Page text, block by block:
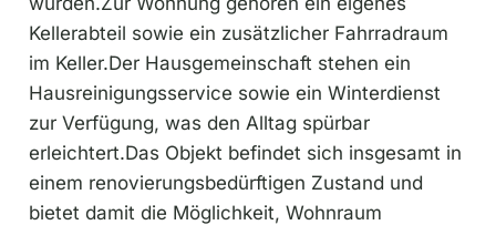
im Keller.Der Hausgemeinschaft stehen ein
Hausreinigungsservice sowie ein Winterdienst
zur Verfügung, was den Alltag spürbar
erleichtert.Das Objekt befindet sich insgesamt in
einem renovierungsbedürftigen Zustand und
bietet damit die Möglichkeit, Wohnraum
individuell nach eigenen Vorstellungen zu